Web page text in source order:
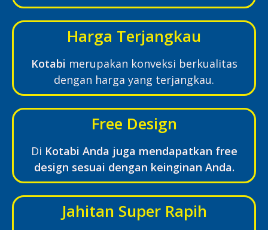
Harga Terjangkau
Kotabi merupakan konveksi berkualitas
dengan harga yang terjangkau.
Free Design
Di Kotabi Anda juga mendapatkan free
design sesuai dengan keinginan Anda.
Jahitan Super Rapih